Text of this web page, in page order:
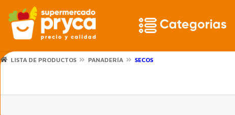
Categorias
LISTA DE PRODUCTOS PANADERÍA SECOS